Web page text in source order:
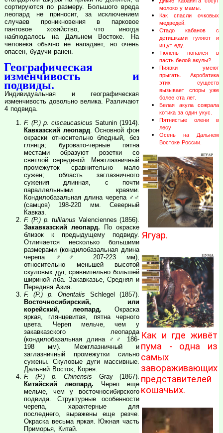
сортируются по размеру. Большого вреда
леопард не приносит, за исключением
случаев проникновения в парковое
пантовое хозяйство, что иногда
наблюдалось на Дальнем Востоке. На
человека обычно не нападает, но очень
опасен, будучи ранен.
Географическая
изменчивость и
подвиды.
Индивидуальная и географическая
изменчивость довольно велика. Различают
4 подвида.
F. (P.) p. ciscaucasicus Satunin (1914).
Кавказский леопард. Основной фон
окраски относительно бледный, без
глянца; буровато-черные пятна
местами образуют розетки со
светлой серединой. Межглазничный
промежуток сравнительно мало
сужен; область заглазничного
сужения длинная, с почти
параллельными краями.
Кондилобазальная длина черепа ♂♂
(самцов) 198-220 мм. Северный
Кавказ.
F. (P.) p. tullianus Valenciennes (1856).
Закавказский леопард. По окраске
близок к предыдущему подвиду.
Отличается несколько большими
размерами (кондилобазальная длина
черепа ♂♂ 207-223 мм),
относительно меньшей высотой
скуловых дуг, сравнительно большей
шириной лба. Закавказье, Средняя и
Передняя Азия.
F. (P.) p. Orientalis Schlegel (1857).
Восточносибирский, или
корейский, леопард. Окраска
яркая, глянцевитая, пятна черного
цвета. Череп мельче, чем у
закавказского леопарда
(кондилобазальная длина ♂♂ 186-
198 мм). Межглазничный и
заглазничный промежутки сильно
сужены. Скуловые дуги массивные.
Дальний Восток, Корея.
F. (P.) p. Chinensis Gray (1867).
Китайский леопард. Череп еще
мельче, чем у восточносибирского
подвида. Структурные особенности
черепа, характерные для
последнего, выражены еще резче.
Окраска весьма яркая. Южная часть
Приморья, Китай.
молоко у мамы.
Как спасли очковых
медведей.
Стадо кабанов с
детишками гуляют и
ищут еду.
Тюлень попался в
пасть белой акулы?
Пиявки умеют
прыгать. Акробатика
этих существ
вызывает споры уже
более ста лет.
Белая акула сожрала
котика за один укус.
Пятнистые олени в
лесу
Осень на Дальнем
Востоке России.
Ягуар.
Как и где живёт
пума - одна из
самых
завораживающих
представителей
кошачьих.